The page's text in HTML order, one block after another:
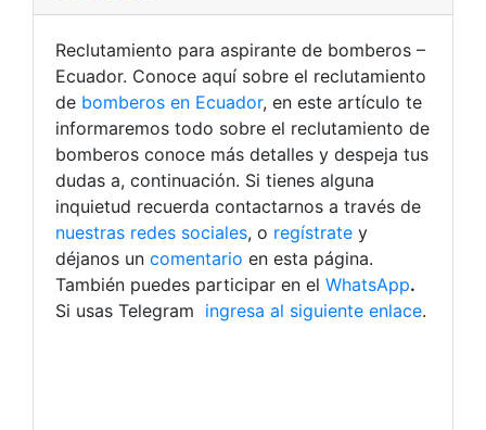
Reclutamiento para aspirante de bomberos –
Ecuador. Conoce aquí sobre el reclutamiento
de bomberos en Ecuador, en este artículo te
informaremos todo sobre el reclutamiento de
bomberos conoce más detalles y despeja tus
dudas a, continuación. Si tienes alguna
inquietud recuerda contactarnos a través de
nuestras redes sociales, o regístrate y
déjanos un comentario en esta página.
También puedes participar en el WhatsApp.
Si usas Telegram ingresa al siguiente enlace.